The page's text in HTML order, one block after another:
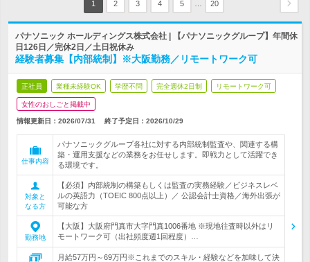
1 2 3 4 5 20
パナソニック ホールディングス株式会社 | 【パナソニックグループ】年間休
日126日／完休2日／土日祝休み
経験者募集【内部統制】※大阪勤務／リモートワーク可
正社員 業種未経験OK 学歴不問 完全週休2日制 リモートワーク可
女性のおしごと掲載中
情報更新日：2026/07/31 終了予定日： 2026/10/29
仕事内容
パナソニックグループ各社に対する内部統制監査や、関連する構
築・運用支援などの業務をお任せします。即戦力として活躍でき
る環境です。
対象と
なる方
【必須】内部統制の構築もしくは監査の実務経験／ビジネスレベ
ルの英語力（TOEIC 800点以上）／ 公認会計士資格／海外出張が
可能な方
勤務地
【大阪】大阪府門真市大字門真1006番地 ※現地往査時以外はリ
モートワーク可（出社頻度週1回程度）…
月給57万円～69万円※これまでのスキル・経験などを加味して決